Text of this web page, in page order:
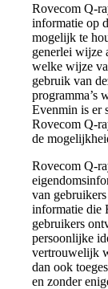
Rovecom Q-
informatie op
mogelijk te
generlei wijze
welke wijze
gebruik van
programma’s
Evenmin is er
Rovecom Q-
de
Rovecom Q-
van
informatie die
gebruikers
persoonlijke
vertrouwelijk
dan ook
en zonder